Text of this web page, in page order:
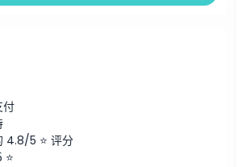
付
4.8/5 ⭐ 评分